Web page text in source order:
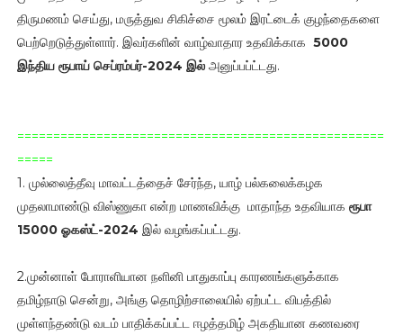
திருமணம் செய்து, மருத்துவ சிகிச்சை மூலம் இரட்டைக் குழந்தைகளை
பெற்றெடுத்துள்ளார். இவர்களின் வாழ்வாதார உதவிக்காக 5000
இந்திய ரூபாய் செப்ரம்பர்-2024 இல் அனுப்பப்ட்டது.
===================================================
=====
1. முல்லைத்தீவு மாவட்டத்தைச் சேர்ந்த, யாழ் பல்கலைக்கழக
முதலாமாண்டு விஸ்ணுகா என்ற மாணவிக்கு மாதாந்த உதவியாக ரூபா
15000 ஓகஸ்ட்-2024 இல் வழங்கப்பட்டது.
2.முன்னாள் போராளியான நளினி பாதுகாப்பு காரணங்களுக்காக
தமிழ்நாடு சென்று, அங்கு தொழிற்சாலையில் ஏற்பட்ட விபத்தில்
முள்ளந்தண்டு வடம் பாதிக்கப்பட்ட ஈழத்தமிழ் அகதியான கணவரை